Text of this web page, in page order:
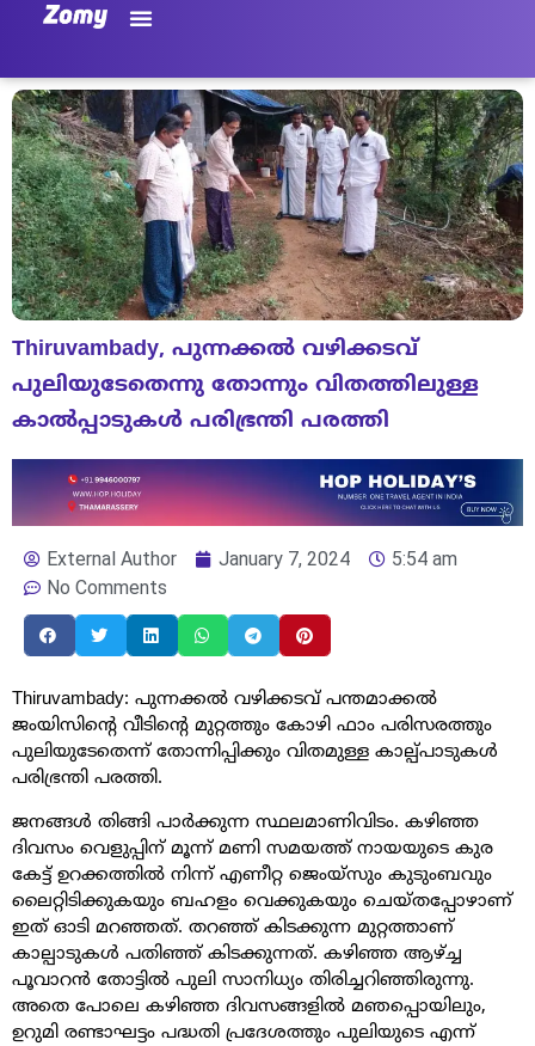
Thiruvambady, പുന്നക്കൽ വഴിക്കടവ്
പുലിയുടേതെന്നു തോന്നും വിതത്തിലുള്ള
കാൽപ്പാടുകൾ പരിഭ്രന്തി പരത്തി
External Author January 7, 2024
5:54 am
No Comments
Thiruvambady: പുന്നക്കൽ വഴിക്കടവ് പന്തമാക്കൽ
ജംയിസിൻ്റെ വീടിൻ്റെ മുറ്റത്തും കോഴി ഫാം പരിസരത്തും
പുലിയുടേതെന്ന് തോന്നിപ്പിക്കും വിതമുള്ള കാല്പ്പാടുകൾ
പരിഭ്രന്തി പരത്തി.
ജനങ്ങൾ തിങ്ങി പാർക്കുന്ന സ്ഥലമാണിവിടം. കഴിഞ്ഞ
ദിവസം വെളുപ്പിന് മൂന്ന് മണി സമയത്ത് നായയുടെ കുര
കേട്ട് ഉറക്കത്തിൽ നിന്ന് എണീറ്റ ജെംയ്സും കുടുംബവും
ലൈറ്റിടിക്കുകയും ബഹളം വെക്കുകയും ചെയ്തപ്പോഴാണ്
ഇത് ഓടി മറഞ്ഞത്. തറഞ്ഞ് കിടക്കുന്ന മുറ്റത്താണ്
കാല്പാടുകൾ പതിഞ്ഞ് കിടക്കുന്നത്. കഴിഞ്ഞ ആഴ്ച്ച
പൂവാറൻ തോട്ടിൽ പുലി സാനിധ്യം തിരിച്ചറിഞ്ഞിരുന്നു.
അതെ പോലെ കഴിഞ്ഞ ദിവസങ്ങളിൽ മഞപ്പൊയിലും,
ഉറുമി രണ്ടാഘട്ടം പദ്ധതി പ്രദേശത്തും പുലിയുടെ എന്ന്